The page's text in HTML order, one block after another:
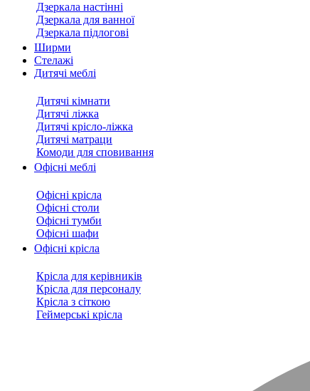
Дзеркала настінні
Дзеркала для ванної
Дзеркала підлогові
Ширми
Стелажі
Дитячі меблі
Дитячі кімнати
Дитячі ліжка
Дитячі крісло-ліжка
Дитячі матраци
Комоди для сповивання
Офісні меблі
Офісні крісла
Офісні столи
Офісні тумби
Офісні шафи
Офісні крісла
Крісла для керівників
Крісла для персоналу
Крісла з сіткою
Геймерські крісла